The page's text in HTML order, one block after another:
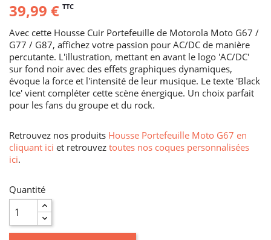
39,99 € TTC
Avec cette Housse Cuir Portefeuille de Motorola Moto G67 /
G77 / G87, affichez votre passion pour AC/DC de manière
percutante. L'illustration, mettant en avant le logo 'AC/DC'
sur fond noir avec des effets graphiques dynamiques,
évoque la force et l'intensité de leur musique. Le texte 'Black
Ice' vient compléter cette scène énergique. Un choix parfait
pour les fans du groupe et du rock.
Retrouvez nos produits Housse Portefeuille Moto G67 en
cliquant ici et retrouvez toutes nos coques personnalisées
ici.
Quantité